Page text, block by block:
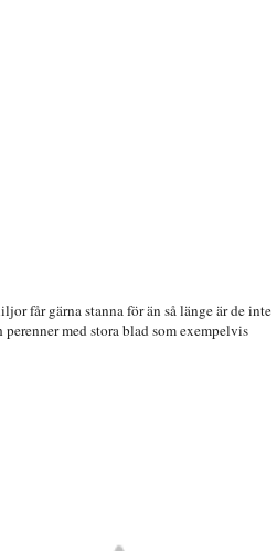
får gärna stanna för än så länge är de inte
med stora blad som exempelvis